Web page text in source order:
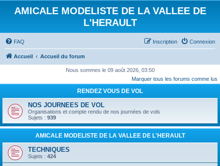
AMICALE MODELISTE DE LA VALLEE DE
L'HERAULT
FAQ Connexion
Inscription
Accueil Accueil du forum
Nous sommes le 09 août 2026, 03:50
Marquer tous les forums comme lus
RENDEZ VOUS DE VOL
NOS JOURNEES DE VOL
Organisations et compte rendu de nos journées de vols
Sujets : 939
AMICALE MODELISTE DE LA VALLEE DE L'HERAULT
TECHNIQUES
Sujets : 424